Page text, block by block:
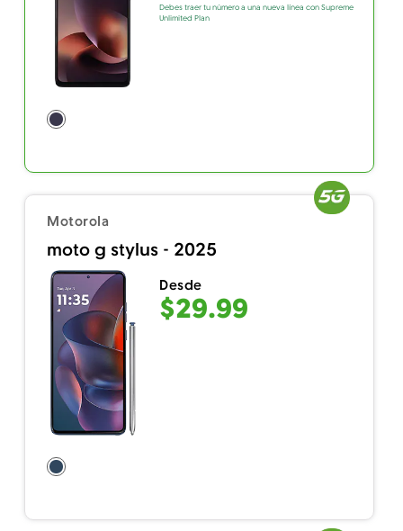
Debes traer tu número a una nueva línea con Supreme
Unlimited Plan
Motorola
moto g stylus - 2025
Desde
$29.99